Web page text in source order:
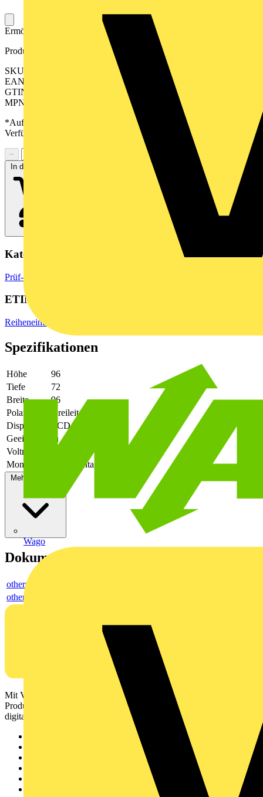
Wago
Ermöglicht das detaillierte Messen der von Produktionsanlagen.
Produktkennzeichen
SKU: 2500870000
EAN: 04050118513929
GTIN: 04050118513929
MPN: ENERGY METER 700-PN-24
*Auf Anfrage verfügbar - bitte in den Warenkorb legen, um
Verfügbarkeit zu prüfen
−
In den Warenkorb
Kategorien
Prüf- & Messgeräte
ETIM Group
Reiheneinbau-/Aufbaugeräte
Spezifikationen
Höhe
96
Tiefe
72
Breite
96
Polart
Dreileiter/Vierleiter
Display
LCD
Geeicht
Ja
Voltmeter
Montageart
Frontmontage
Mehr anzeigen
Dokumente
others
others
Mit Voltimum erhalten Elektrofachkräfte Zugang zu Branchennews,
Produktinformationen, Schulungen und Tools – alles auf einer
digitalen Plattform und Community.